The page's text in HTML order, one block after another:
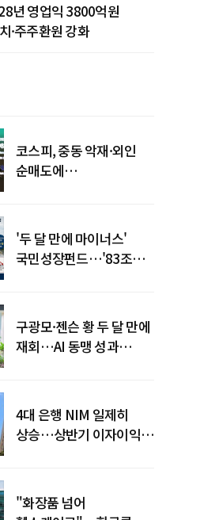
년 영업익 3800억원
·주주환원 강화
코스피, 중동 악재·외인
순매도에
'두 달 만에 마이너스'
국민성장펀드…'83조
구광모·젠슨 황 두 달 만에
재회…AI 동맹 성과
4대 은행 NIM 일제히
상승…상반기 이자이익
"화장품 넘어